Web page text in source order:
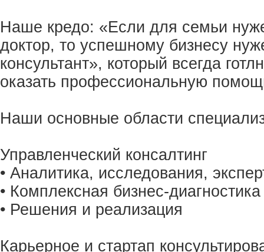
Наше кредо: «Если для семьи
доктор, то успешному бизнесу
консультант», который всегда
оказать профессиональную
Наши основные области
Управленческий консалтинг
• Аналитика, исследования,
• Комплексная бизнес-диагностика
• Решения и реализация
Карьерное и стартап